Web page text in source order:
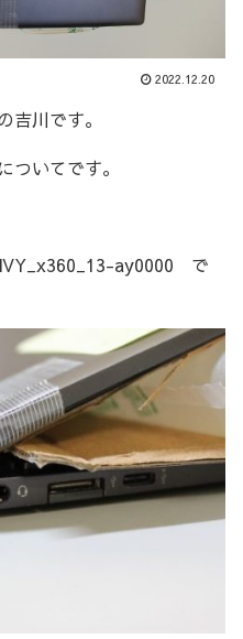
2022.12.20
吉川です。
ついてです。
ay0000 で